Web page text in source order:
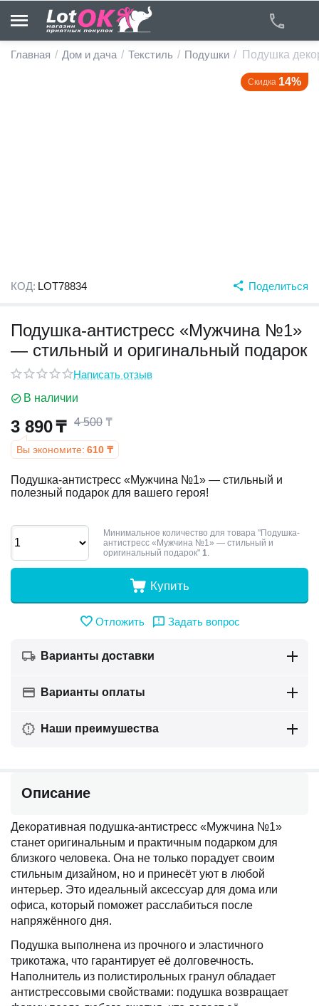
Главная / Дом и дача / Текстиль / Подушки / Подушка
Скидка 14%
КОД: LOT78834 Поделиться
Подушка-антистресс «Мужчина №1»
— стильный и оригинальный подарок
Написать отзыв
В наличии
3 890₸ 4 500 ₸
Вы экономите: 610 ₸
Подушка-антистресс «Мужчина №1» — стильный и
полезный подарок для вашего героя!
Минимальное количество для товара "Подушка-
антистресс «Мужчина №1» — стильный и
оригинальный подарок" 1.
Купить
Отложить Задать вопрос
Варианты доставки
Варианты оплаты
Наши преимушества
Описание
Декоративная подушка-антистресс «Мужчина №1»
станет оригинальным и практичным подарком для
близкого человека. Она не только порадует своим
стильным дизайном, но и принесёт уют в любой
интерьер. Это идеальный аксессуар для дома или
офиса, который поможет расслабиться после
напряжённого дня.
Подушка выполнена из прочного и эластичного
трикотажа, что гарантирует её долговечность.
Наполнитель из полистирольных гранул обладает
антистрессовыми свойствами: подушка возвращает